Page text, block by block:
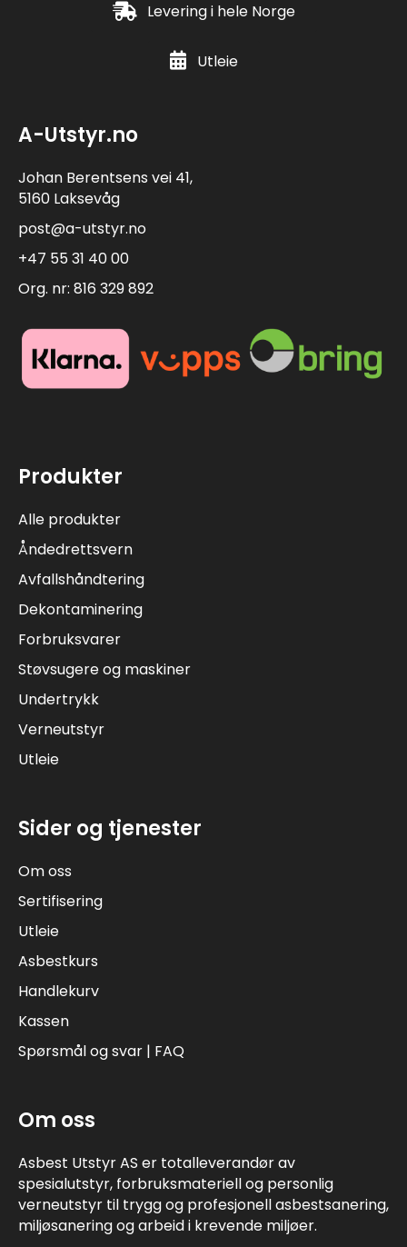
Levering i hele Norge
Utleie
A-Utstyr.no
Johan Berentsens vei 41,
5160 Laksevåg
post@a-utstyr.no
+47 55 31 40 00
Org. nr: 816 329 892
Produkter
Alle produkter
Åndedrettsvern
Avfallshåndtering
Dekontaminering
Forbruksvarer
Støvsugere og maskiner
Undertrykk
Verneutstyr
Utleie
Sider og tjenester
Om oss
Sertifisering
Utleie
Asbestkurs
Handlekurv
Kassen
Spørsmål og svar | FAQ
Om oss
Asbest Utstyr AS er totalleverandør av
spesialutstyr, forbruksmateriell og personlig
verneutstyr til trygg og profesjonell asbestsanering,
miljøsanering og arbeid i krevende miljøer.